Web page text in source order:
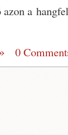
a
0